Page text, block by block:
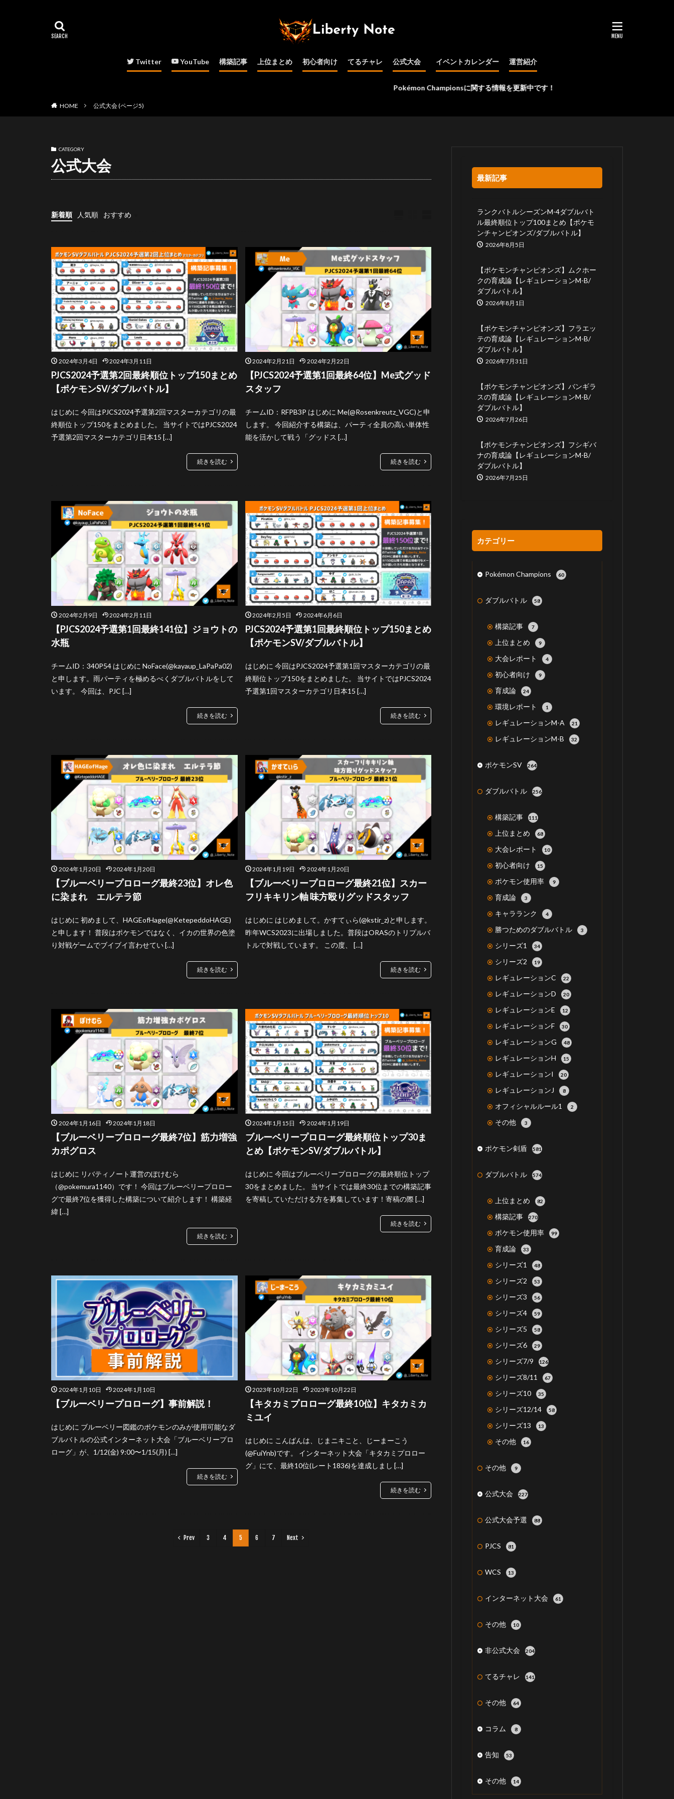
Twitter YouTube 構築記事 上位まとめ 初心者向け てるチャレ 公式大会 イベントカレンダー 運営紹介
Pokémon Championsに関する情報を更新中です！
HOME 公式大会 (ページ5)
CATEGORY
公式大会
新着順 人気順
おすすめ
2024年3月4日 2024年3月11日
PJCS2024予選第2回最終順位トップ150まとめ
【ポケモンSV/ダブルバトル】
はじめに 今回はPJCS2024予選第2回マスターカテゴリの最
終順位トップ150をまとめました。 当サイトではPJCS2024
予選第2回マスターカテゴリ日本15 […]
続きを読む
2024年2月21日 2024年2月22日
【PJCS2024予選第1回最終64位】Me式グッド
スタッフ
チームID：RFPB3P はじめに Me(@Rosenkreutz_VGC)と申
します。 今回紹介する構築は、パーティ全員の高い単体性
能を活かして戦う「グッドス […]
続きを読む
2024年2月9日 2024年2月11日
【PJCS2024予選第1回最終141位】ジョウトの
水瓶
チームID：340P54 はじめに NoFace(@kayaup_LaPaPa02)
と申します。雨パーティを極めるべくダブルバトルをして
います。 今回は、PJC […]
続きを読む
2024年2月5日 2024年6月6日
PJCS2024予選第1回最終順位トップ150まとめ
【ポケモンSV/ダブルバトル】
はじめに 今回はPJCS2024予選第1回マスターカテゴリの最
終順位トップ150をまとめました。 当サイトではPJCS2024
予選第1回マスターカテゴリ日本15 […]
続きを読む
2024年1月20日 2024年1月20日
【ブルーベリープロローグ最終23位】オレ色
に染まれ エルテラ節
はじめに 初めまして、HAGEofHage(@KetepeddoHAGE)
と申します！ 普段はポケモンではなく、イカの世界の色塗
り対戦ゲームでブイブイ言わせてい […]
続きを読む
2024年1月19日 2024年1月20日
【ブルーベリープロローグ最終21位】スカー
フリキキリン軸 味方殴りグッドスタッフ
はじめに はじめまして。かすてぃら(@kstir_z)と申します。
昨年WCS2023に出場しました。普段はORASのトリプルバ
トルで対戦しています。 この度、 […]
続きを読む
2024年1月16日 2024年1月18日
【ブルーベリープロローグ最終7位】筋力増強
カポグロス
はじめに リバティノート運営のぽけむら
（@pokemura1140）です！ 今回はブルーベリープロロー
グで最終7位を獲得した構築について紹介します！ 構築経
緯 […]
続きを読む
2024年1月15日 2024年1月19日
ブルーベリープロローグ最終順位トップ30ま
とめ【ポケモンSV/ダブルバトル】
はじめに 今回はブルーベリープロローグの最終順位トップ
30をまとめました。 当サイトでは最終30位までの構築記事
を寄稿していただける方を募集しています！寄稿の際 […]
続きを読む
2024年1月10日 2024年1月10日
【ブルーベリープロローグ】事前解説！
はじめに ブルーベリー図鑑のポケモンのみが使用可能なダ
ブルバトルの公式インターネット大会「ブルーベリープロ
ローグ」が、1/12(金) 9:00〜1/15(月) […]
続きを読む
2023年10月22日 2023年10月22日
【キタカミプロローグ最終10位】キタカミカ
ミユイ
はじめに こんばんは、じまニキこと、じーまーこう
(@FuiYnb)です。 インターネット大会「キタカミプロロー
グ」にて、最終10位(レート1836)を達成しまし […]
続きを読む
Prev 3 4 5 6 7 Next
最新記事
ランクバトルシーズンM-4ダブルバト
ル最終順位トップ100まとめ【ポケモ
ンチャンピオンズ/ダブルバトル】
2026年8月5日
【ポケモンチャンピオンズ】ムクホー
クの育成論【レギュレーションM-B/
ダブルバトル】
2026年8月1日
【ポケモンチャンピオンズ】フラエッ
テの育成論【レギュレーションM-B/
ダブルバトル】
2026年7月31日
【ポケモンチャンピオンズ】バンギラ
スの育成論【レギュレーションM-B/
ダブルバトル】
2026年7月26日
【ポケモンチャンピオンズ】フシギバ
ナの育成論【レギュレーションM-B/
ダブルバトル】
2026年7月25日
カテゴリー
Pokémon Champions 60
ダブルバトル 58
構築記事 7
上位まとめ 9
大会レポート 4
初心者向け 9
育成論 24
環境レポート 1
レギュレーションM-A 21
レギュレーションM-B 32
ポケモンSV 264
ダブルバトル 256
構築記事 111
上位まとめ 68
大会レポート 10
初心者向け 15
ポケモン使用率 9
育成論 3
キャラランク 4
勝つためのダブルバトル 3
シリーズ1 34
シリーズ2 19
レギュレーションC 22
レギュレーションD 20
レギュレーションE 12
レギュレーションF 30
レギュレーションG 48
レギュレーションH 15
レギュレーションI 20
レギュレーションJ 8
オフィシャルルール1 2
その他 3
ポケモン剣盾 581
ダブルバトル 574
上位まとめ 82
構築記事 270
ポケモン使用率 99
育成論 33
シリーズ1 48
シリーズ2 53
シリーズ3 56
シリーズ4 59
シリーズ5 58
シリーズ6 29
シリーズ7/9 126
シリーズ8/11 67
シリーズ10 35
シリーズ12/14 58
シリーズ13 13
その他 16
その他 9
公式大会 227
公式大会予選 88
PJCS 81
WCS 13
インターネット大会 61
その他 10
非公式大会 204
てるチャレ 141
その他 64
コラム 8
告知 53
その他 14